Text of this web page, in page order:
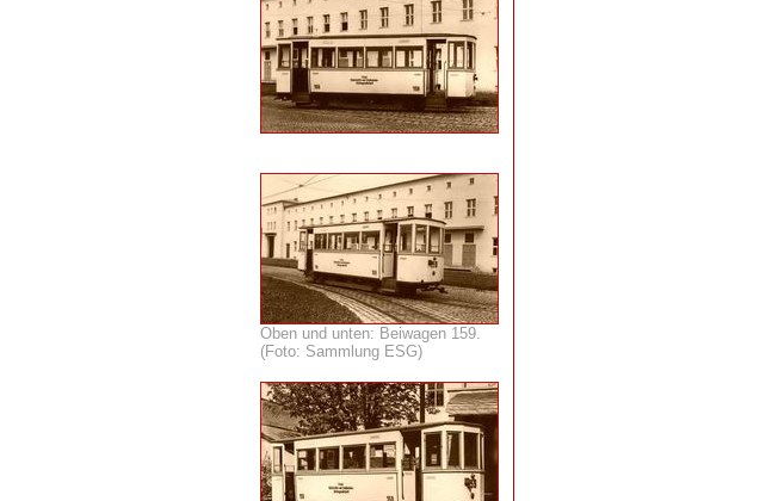
Oben und unten: Beiwagen 159.
(Foto: Sammlung ESG)